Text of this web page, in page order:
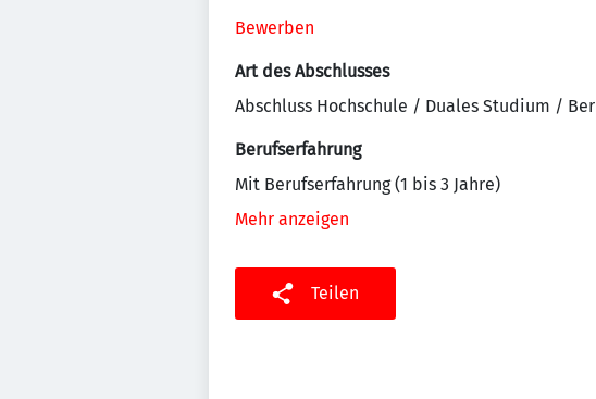
Bewerben
Art des Abschlusses
Abschluss Hochschule / Duales Studium /
Berufserfahrung
Mit Berufserfahrung (1 bis 3 Jahre)
Mehr anzeigen
Teilen